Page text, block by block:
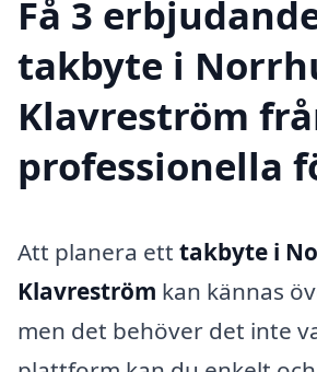
Få 3
takbyte i
Klavreström
professionella
Att planera ett takbyte i
Klavreström kan kännas
men det behöver det inte